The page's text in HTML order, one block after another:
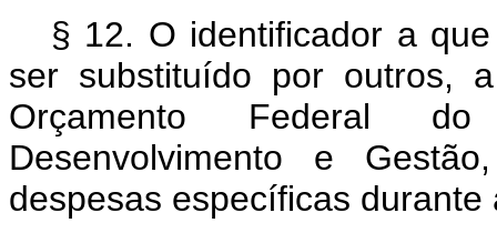
§ 12. O identificador a
ser substituído por outros,
Orçamento Federal
Desenvolvimento e
despesas específicas